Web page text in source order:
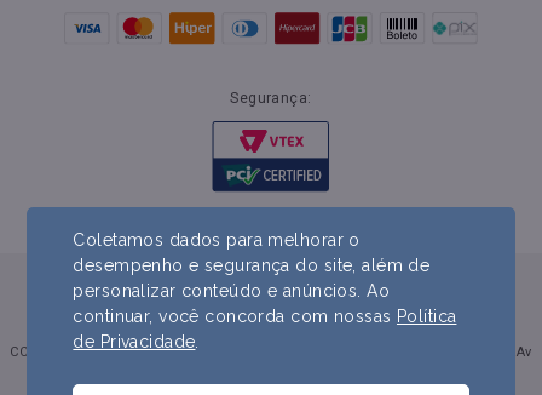
Segurança:
CCN - Comercial Centro Norte Alimentos LTDA CNPJ: 08.638.790/0001-47 | Av
Coletamos dados para melhorar o
desempenho e segurança do site, além de
personalizar conteúdo e anúncios. Ao
continuar, você concorda com nossas Política
de Privacidade